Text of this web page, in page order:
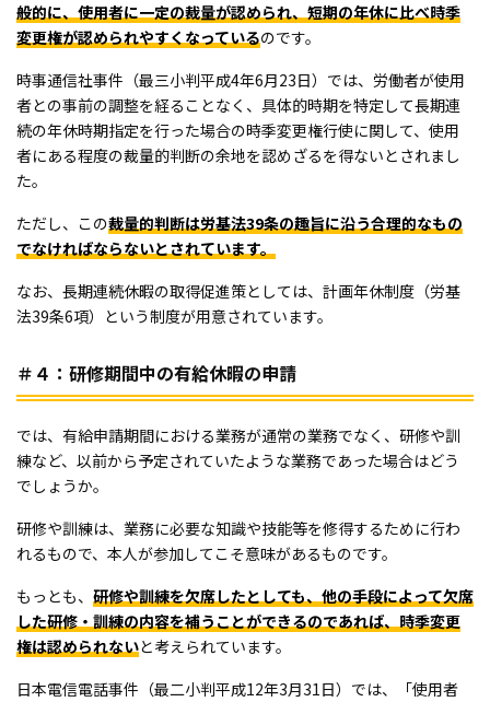
般的に、使用者に一定の裁量が認められ、短期の年休に比べ時季
変更権が認められやすくなっているのです。
時事通信社事件（最三小判平成4年6月23日）では、労働者が使用
者との事前の調整を経ることなく、具体的時期を特定して長期連
続の年休時期指定を行った場合の時季変更権行使に関して、使用
者にある程度の裁量的判断の余地を認めざるを得ないとされまし
た。
ただし、この裁量的判断は労基法39条の趣旨に沿う合理的なもの
でなければならないとされています。
なお、長期連続休暇の取得促進策としては、計画年休制度（労基
法39条6項）という制度が用意されています。
＃４：研修期間中の有給休暇の申請
では、有給申請期間における業務が通常の業務でなく、研修や訓
練など、以前から予定されていたような業務であった場合はどう
でしょうか。
研修や訓練は、業務に必要な知識や技能等を修得するために行わ
れるもので、本人が参加してこそ意味があるものです。
もっとも、 研修や訓練を欠席したとしても、他の手段によって欠席
した研修・訓練の内容を補うことができるのであれば、時季変更
権は認められないと考えられています。
日本電信電話事件（最二小判平成12年3月31日）では、「使用者